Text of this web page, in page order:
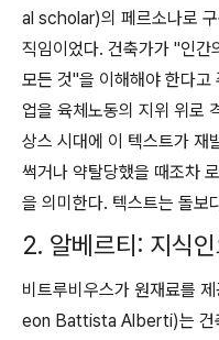
al scholar)의 페르소나로
직임이었다. 건축가가 "인간
모든 것"을 이해해야 한다고
업을 육체노동의 지위 위로
상스 시대에 이 텍스트가 재
썩거나 약탈당했을 때조차
을 의미한다. 텍스트는 돌보
2. 알베르티: 지식
비트루비우스가 원재료를
eon Battista Alberti)는 건